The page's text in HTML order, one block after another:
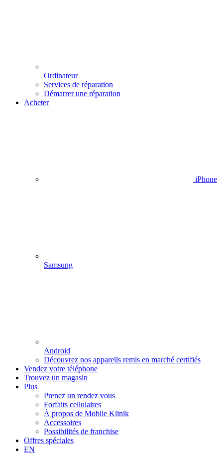
Ordinateur
Services de réparation
Démarrer une réparation
Acheter
iPhone
Samsung
Android
Découvrez nos appareils remis en marché certifiés
Vendez votre téléphone
Trouvez un magasin
Plus
Prenez un rendez vous
Forfaits cellulaires
À propos de Mobile Klinik
Accessoires
Possibilités de franchise
Offres spéciales
EN